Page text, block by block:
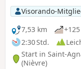
Visorando-
7,53 km
2:30 Std.
Start in Saint-
(Nièvre)